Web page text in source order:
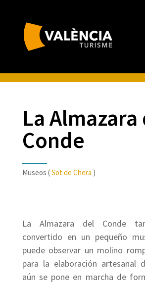
La
Conde
Museos (Sot de Chera )
La Almazara del Conde
convertido en un pequeño
puede observar un molino
para la elaboración artesanal
aún se pone en marcha de